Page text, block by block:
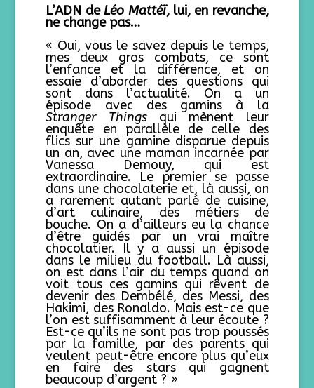
L’ADN deLéo Mattéï, lui, en revanche,
ne change pas…
« Oui, vous le savez depuis le temps,
mes deux gros combats, ce sont
l’enfance et la différence, et on
essaie d’aborder des questions qui
sont dans l’actualité. On a un
épisode avec des gamins à la
Stranger Thingsqui mènent leur
enquête en parallèle de celle des
flics sur une gamine disparue depuis
un an, avec une maman incarnée par
Vanessa Demouy, qui est
extraordinaire. Le premier se passe
dans une chocolaterie et, là aussi, on
a rarement autant parlé de cuisine,
d’art culinaire, des métiers de
bouche. On a d’ailleurs eu la chance
d’être guidés par un vrai maître
chocolatier. Il y a aussi un épisode
dans le milieu du football. Là aussi,
on est dans l’air du temps quand on
voit tous ces gamins qui rêvent de
devenir des Dembélé, des Messi, des
Hakimi, des Ronaldo. Mais est-ce que
l’on est suffisamment à leur écoute ?
Est-ce qu’ils ne sont pas trop poussés
par la famille, par des parents qui
veulent peut-être encore plus qu’eux
en faire des stars qui gagnent
beaucoup d’argent ? »